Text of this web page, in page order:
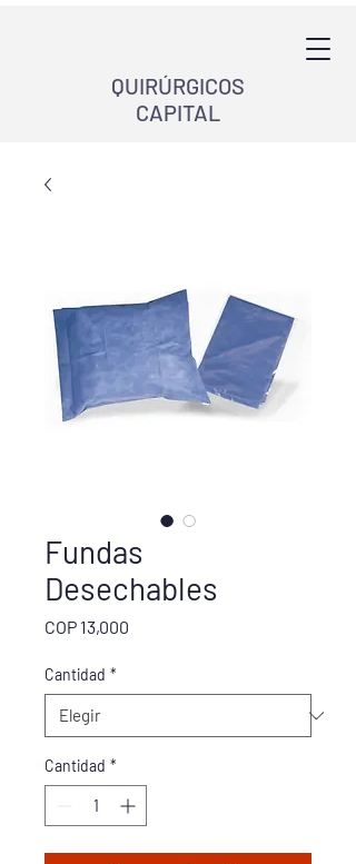
QUIRÚRGICOS
CAPITAL
Fundas
Desechables
COP 13,000
Cantidad *
Cantidad *